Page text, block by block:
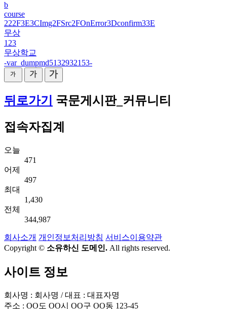
b
course
222F3E3CImg2FSrc2FOnError3Dconfirm33E
무상
123
무상학교
-var_dumpmd5132932153-
뒤로가기
국문게시판_커뮤니티
접속자집계
오늘
471
어제
497
최대
1,430
전체
344,987
회사소개 개인정보처리방침 서비스이용약관
Copyright © 소유하신 도메인. All rights reserved.
사이트 정보
회사명 : 회사명 / 대표 : 대표자명
주소 : OO도 OO시 OO구 OO동 123-45